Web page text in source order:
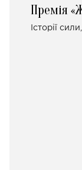
Премія
Історії